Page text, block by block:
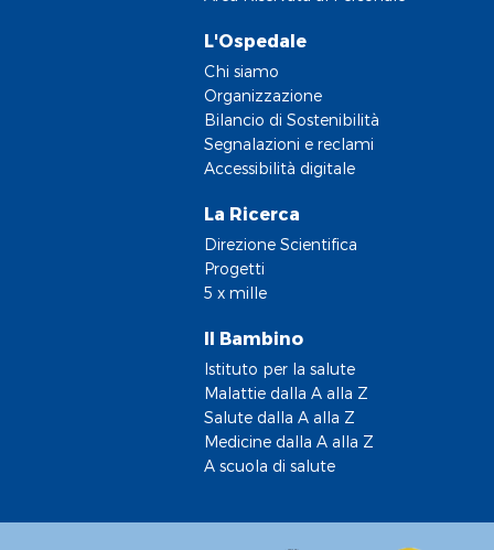
L'Ospedale
Chi siamo
Organizzazione
Bilancio di Sostenibilità
Segnalazioni e reclami
Accessibilità digitale
La Ricerca
Direzione Scientifica
Progetti
5 x mille
Il Bambino
Istituto per la salute
Malattie dalla A alla Z
Salute dalla A alla Z
Medicine dalla A alla Z
A scuola di salute